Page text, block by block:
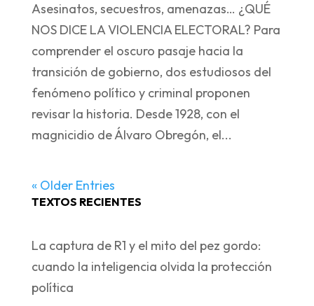
Asesinatos, secuestros, amenazas… ¿QUÉ
NOS DICE LA VIOLENCIA ELECTORAL? Para
comprender el oscuro pasaje hacia la
transición de gobierno, dos estudiosos del
fenómeno político y criminal proponen
revisar la historia. Desde 1928, con el
magnicidio de Álvaro Obregón, el...
« Older Entries
TEXTOS RECIENTES
La captura de R1 y el mito del pez gordo:
cuando la inteligencia olvida la protección
política